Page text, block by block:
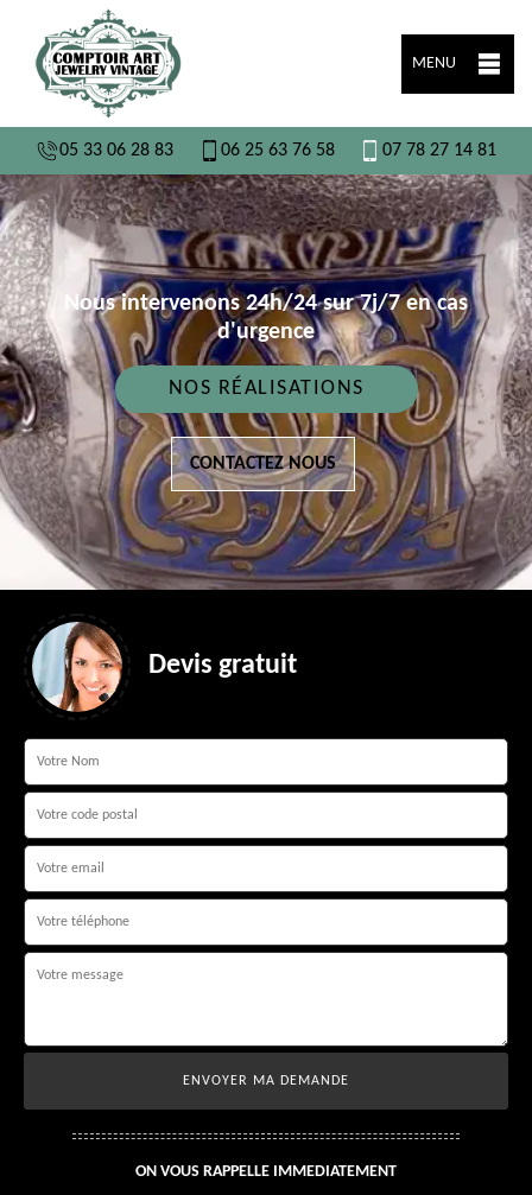
MENU
05 33 06 28 83 06 25 63 76 58 07 78 27 14 81
Nous intervenons 24h/24 sur 7j/7 en cas
d'urgence
NOS RÉALISATIONS
CONTACTEZ NOUS
Devis gratuit
ON VOUS RAPPELLE IMMEDIATEMENT